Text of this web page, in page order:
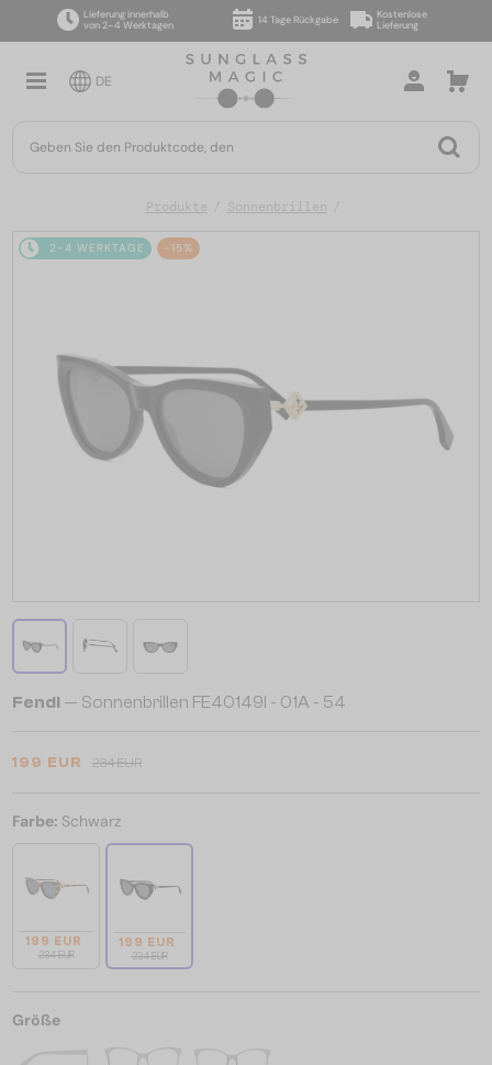
Lieferung innerhalb
von 2–4 Werktagen
14 Tage Rückgabe
Kostenlose
Lieferung
DE
Produkte Sonnenbrillen
2-4 WERKTAGE -15%
Fendi — Sonnenbrillen FE40149I - 01A - 54
199 EUR 234 EUR
Farbe: Schwarz
199 EUR
234 EUR
199 EUR
234 EUR
Größe